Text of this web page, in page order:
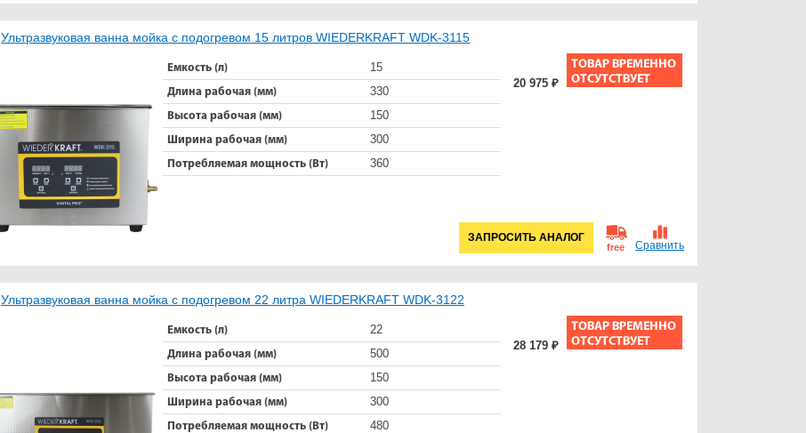
Сравнить
Ультразвуковая ванна мойка с подогревом 15 литров WIEDERKRAFT WDK-3115
Емкость (л) 15
Длина рабочая (мм) 330
Высота рабочая (мм) 150
Ширина рабочая (мм) 300
Потребляемая мощность (Вт) 360
20 975 ₽
ЗАПРОСИТЬ АНАЛОГ
free
Ультразвуковая ванна мойка с подогревом 22 литра WIEDERKRAFT WDK-3122
Емкость (л) 22
Длина рабочая (мм) 500
Высота рабочая (мм) 150
Ширина рабочая (мм) 300
Потребляемая мощность (Вт) 480
28 179 ₽